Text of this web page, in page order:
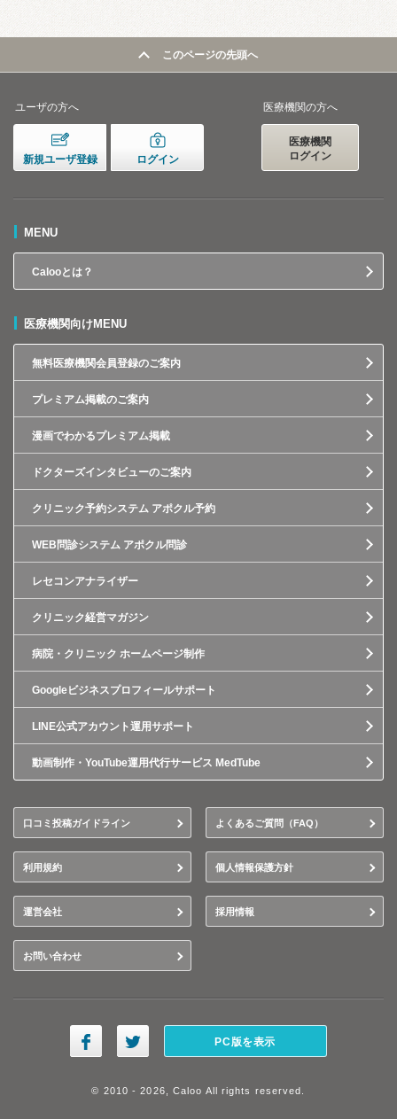
このページの先頭へ
ユーザの方へ
新規ユーザ登録 ログイン
医療機関の方へ
医療機関
ログイン
MENU
Calooとは？
医療機関向けMENU
無料医療機関会員登録のご案内
プレミアム掲載のご案内
漫画でわかるプレミアム掲載
ドクターズインタビューのご案内
クリニック予約システム アポクル予約
WEB問診システム アポクル問診
レセコンアナライザー
クリニック経営マガジン
病院・クリニック ホームページ制作
Googleビジネスプロフィールサポート
LINE公式アカウント運用サポート
動画制作・YouTube運用代行サービス MedTube
口コミ投稿ガイドライン よくあるご質問（FAQ）
利用規約 個人情報保護方針
運営会社 採用情報
お問い合わせ
PC版を表示
© 2010 - 2026, Caloo All rights reserved.